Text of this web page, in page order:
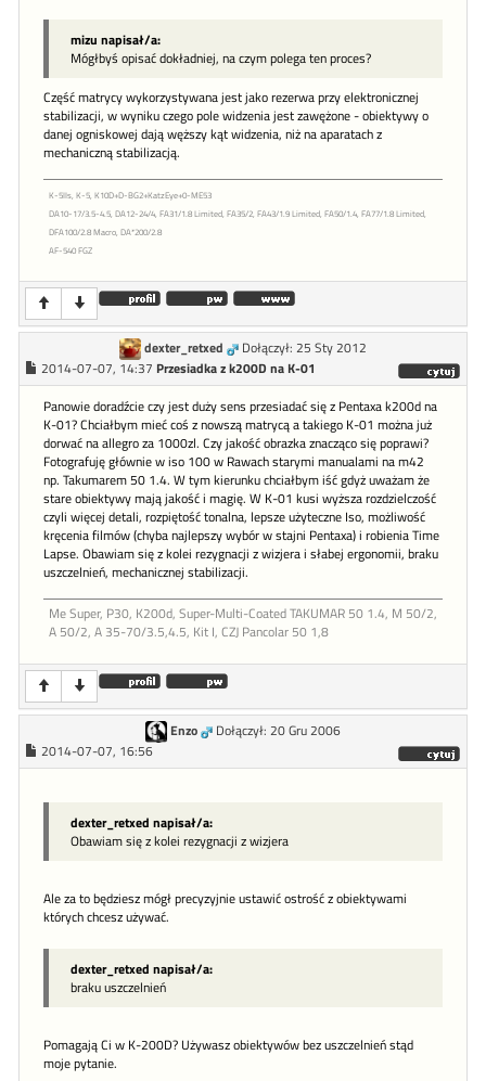
mizu napisał/a:
Mógłbyś opisać dokładniej, na czym polega ten proces?
Część matrycy wykorzystywana jest jako rezerwa przy elektronicznej
stabilizacji, w wyniku czego pole widzenia jest zawężone - obiektywy o
danej ogniskowej dają węższy kąt widzenia, niż na aparatach z
mechaniczną stabilizacją.
K-5IIs, K-5, K10D+D-BG2+KatzEye+0-ME53
DA10-17/3.5-4.5, DA12-24/4, FA31/1.8 Limited, FA35/2, FA43/1.9 Limited, FA50/1.4, FA77/1.8 Limited,
DFA100/2.8 Macro, DA*200/2.8
AF-540 FGZ
dexter_retxed
Dołączył: 25 Sty 2012
2014-07-07, 14:37 Przesiadka z k200D na K-01
Panowie doradźcie czy jest duży sens przesiadać się z Pentaxa k200d na
K-01? Chciałbym mieć coś z nowszą matrycą a takiego K-01 można już
dorwać na allegro za 1000zl. Czy jakość obrazka znacząco się poprawi?
Fotografuję głównie w iso 100 w Rawach starymi manualami na m42
np. Takumarem 50 1.4. W tym kierunku chciałbym iść gdyż uważam że
stare obiektywy mają jakość i magię. W K-01 kusi wyższa rozdzielczość
czyli więcej detali, rozpiętość tonalna, lepsze użyteczne Iso, możliwość
kręcenia filmów (chyba najlepszy wybór w stajni Pentaxa) i robienia Time
Lapse. Obawiam się z kolei rezygnacji z wizjera i słabej ergonomii, braku
uszczelnień, mechanicznej stabilizacji.
Me Super, P30, K200d, Super-Multi-Coated TAKUMAR 50 1.4, M 50/2,
A 50/2, A 35-70/3.5,4.5, Kit I, CZJ Pancolar 50 1,8
Enzo
Dołączył: 20 Gru 2006
2014-07-07, 16:56
dexter_retxed napisał/a:
Obawiam się z kolei rezygnacji z wizjera
Ale za to będziesz mógł precyzyjnie ustawić ostrość z obiektywami
których chcesz używać.
dexter_retxed napisał/a:
braku uszczelnień
Pomagają Ci w K-200D? Używasz obiektywów bez uszczelnień stąd
moje pytanie.